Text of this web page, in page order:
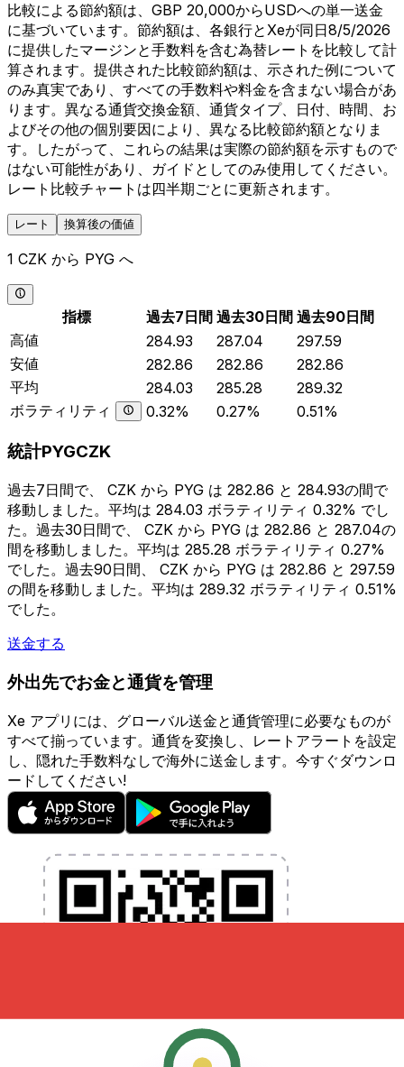
比較による節約額は、GBP 20,000からUSDへの単一送金
に基づいています。節約額は、各銀行とXeが同日8/5/2026
に提供したマージンと手数料を含む為替レートを比較して計
算されます。提供された比較節約額は、示された例について
のみ真実であり、すべての手数料や料金を含まない場合があ
ります。異なる通貨交換金額、通貨タイプ、日付、時間、お
よびその他の個別要因により、異なる比較節約額となりま
す。したがって、これらの結果は実際の節約額を示すもので
はない可能性があり、ガイドとしてのみ使用してください。
レート比較チャートは四半期ごとに更新されます。
レート 換算後の価値
1 CZK から PYG へ
指標 過去7日間 過去30日間 過去90日間
高値
284.93 287.04
297.59
安値
282.86 282.86
282.86
平均
284.03 285.28
289.32
ボラティリティ
0.32% 0.27% 0.51%
統計PYGCZK
過去7日間で、 CZK から PYG は 282.86 と 284.93の間で
移動しました。平均は 284.03 ボラティリティ 0.32% でし
た。過去30日間で、 CZK から PYG は 282.86 と 287.04の
間を移動しました。平均は 285.28 ボラティリティ 0.27%
でした。過去90日間、 CZK から PYG は 282.86 と 297.59
の間を移動しました。平均は 289.32 ボラティリティ 0.51%
でした。
送金する
外出先でお金と通貨を管理
Xe アプリには、グローバル送金と通貨管理に必要なものが
すべて揃っています。通貨を変換し、レートアラートを設定
し、隠れた手数料なしで海外に送金します。今すぐダウンロ
ードしてください!